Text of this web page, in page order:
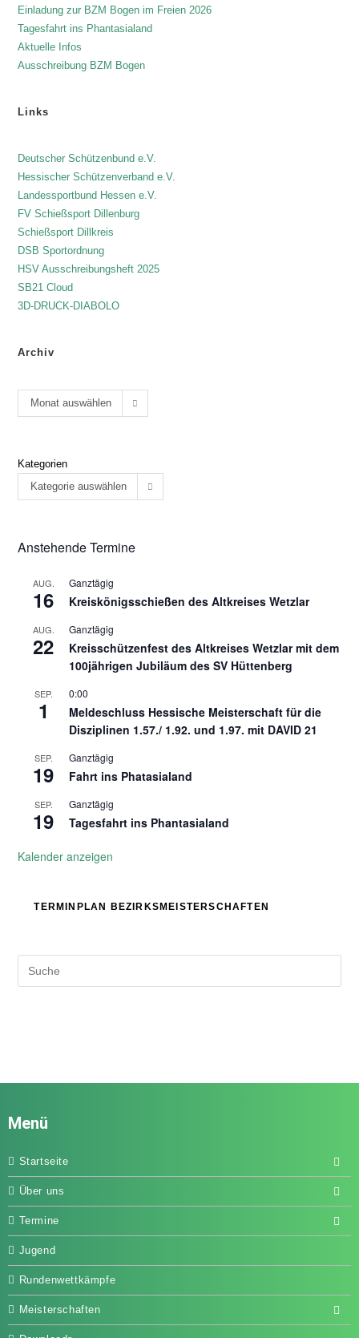
Einladung zur BZM Bogen im Freien 2026
Tagesfahrt ins Phantasialand
Aktuelle Infos
Ausschreibung BZM Bogen
Links
Deutscher Schützenbund e.V.
Hessischer Schützenverband e.V.
Landessportbund Hessen e.V.
FV Schießsport Dillenburg
Schießsport Dillkreis
DSB Sportordnung
HSV Ausschreibungsheft 2025
SB21 Cloud
3D-DRUCK-DIABOLO
Archiv
Monat auswählen
Kategorien
Kategorie auswählen
Anstehende Termine
AUG.
16
Ganztägig
Kreiskönigsschießen des Altkreises Wetzlar
AUG.
22
Ganztägig
Kreisschützenfest des Altkreises Wetzlar mit dem
100jährigen Jubiläum des SV Hüttenberg
SEP.
1
0:00
Meldeschluss Hessische Meisterschaft für die
Disziplinen 1.57./ 1.92. und 1.97. mit DAVID 21
SEP.
19
Ganztägig
Fahrt ins Phatasialand
SEP.
19
Ganztägig
Tagesfahrt ins Phantasialand
Kalender anzeigen
TERMINPLAN BEZIRKSMEISTERSCHAFTEN
Menü
Startseite
Über uns
Termine
Jugend
Rundenwettkämpfe
Meisterschaften